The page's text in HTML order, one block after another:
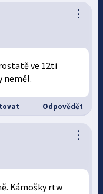
⋮
ve 12ti
neměl.
Odpovědět
⋮
Kámošky rtw